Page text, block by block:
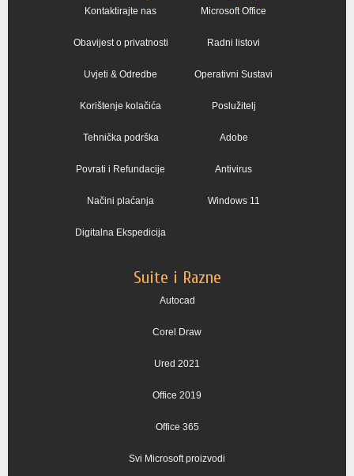
Kontaktirajte nas
Obavijest o privatnosti
Uvjeti & Odredbe
Korištenje kolačića
Tehnička podrška
Povrati i Refundacije
Načini plaćanja
Digitalna Ekspedicija
Microsoft Office
Radni listovi
Operativni Sustavi
Poslužitelj
Adobe
Antivirus
Windows 11
Suite i Razne
Autocad
Corel Draw
Ured 2021
Office 2019
Office 365
Svi Microsoft proizvodi